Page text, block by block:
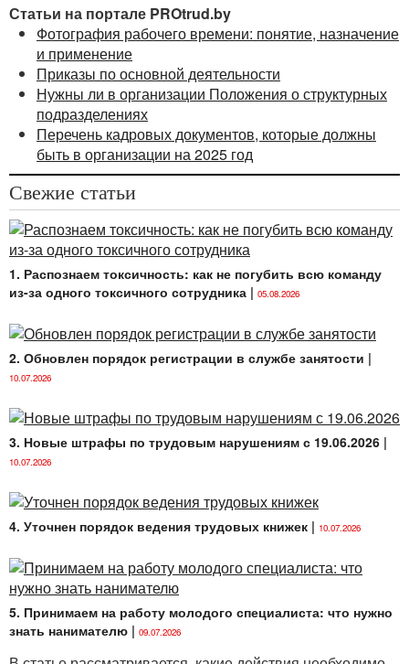
Статьи на портале PROtrud.by
Фотография рабочего времени: понятие, назначение
и применение
Приказы по основной деятельности
Нужны ли в организации Положения о структурных
подразделениях
Перечень кадровых документов, которые должны
быть в организации на 2025 год
Свежие статьи
1. Распознаем токсичность: как не погубить всю команду
из-за одного токсичного сотрудника | 05.08.2026
2. Обновлен порядок регистрации в службе занятости |
10.07.2026
3. Новые штрафы по трудовым нарушениям с 19.06.2026 |
10.07.2026
4. Уточнен порядок ведения трудовых книжек | 10.07.2026
5. Принимаем на работу молодого специалиста: что нужно
знать нанимателю | 09.07.2026